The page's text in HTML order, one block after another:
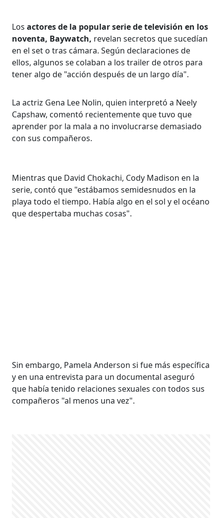
Losactores de la popular serie de televisión en los
noventa, Baywatch, revelan secretos que sucedían
en el set o tras cámara. Según declaraciones de
ellos, algunos se colaban a los trailer de otros para
tener algo de "acción después de un largo día".
La actriz Gena Lee Nolin, quien interpretó a Neely
Capshaw, comentó recientemente que tuvo que
aprender por la mala a no involucrarse demasiado
con sus compañeros.
Mientras que David Chokachi, Cody Madison en la
serie, contó que "estábamos semidesnudos en la
playa todo el tiempo. Había algo en el sol y el océano
que despertaba muchas cosas".
Sin embargo, Pamela Anderson si fue más específica
y en una entrevista para un documental aseguró
que había tenido relaciones sexuales con todos sus
compañeros "al menos una vez".